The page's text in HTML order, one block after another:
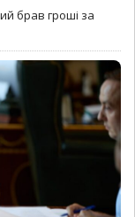
брав гроші за